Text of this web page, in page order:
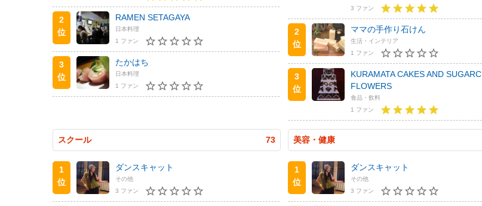
2
位
RAMEN SETAGAYA
日本料理
1 ファン
3
位
たかはち
日本料理
1 ファン
3 ファン
2
位
ママの手作り石けん
生活・インテリア
1 ファン
3
位
KURAMATA CAKES AND SUGARC
FLOWERS
食品・飲料
1 ファン
スクール 73
1
位
ダンスキャット
その他
3 ファン
美容・健康
1
位
ダンスキャット
その他
3 ファン